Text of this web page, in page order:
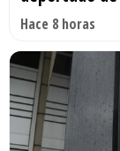
Hace 8 horas